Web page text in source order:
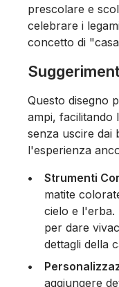
prescolare e
celebrare i
concetto di
Questo disegno
ampi, facilitando
senza uscire dai
l'esperienza
Strumenti
matite
cielo e l'erba.
per dare
dettagli della
aggiungere